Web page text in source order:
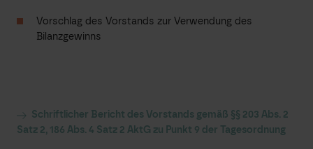
Vorschlag des Vorstands zur Verwendung des
Bilanzgewinns
Schriftlicher Bericht des Vorstands gemäß §§ 203 Abs. 2
Satz 2, 186 Abs. 4 Satz 2 AktG zu Punkt 9 der Tagesordnung